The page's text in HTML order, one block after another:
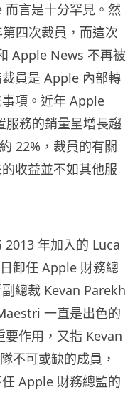
言是十分罕見。然
四次裁員，而這次
Apple News 不再被
員是 Apple 內部轉
項。近年 Apple
務的銷量呈增長趨
22%，裁員的有關
收益並不如其他服
年加入的 Luca
卸任 Apple 財務總
總裁 Kevan Parekh
一直是出色的
作用，又指 Kevan
不可或缺的成員，
Apple 財務總監的